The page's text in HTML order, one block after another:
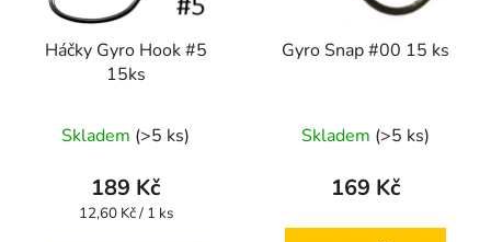
Háčky Gyro Hook #5
15ks
Skladem (>5 ks)
189 Kč
Měrná
12,60 Kč / 1 ks
Gyro Snap #00 15 ks
Skladem (>5 ks)
169 Kč